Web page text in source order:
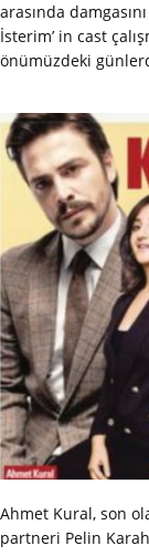
arasında
İsterim’ in cast
önümüzdeki
Ahmet Kural, son
partneri Pelin